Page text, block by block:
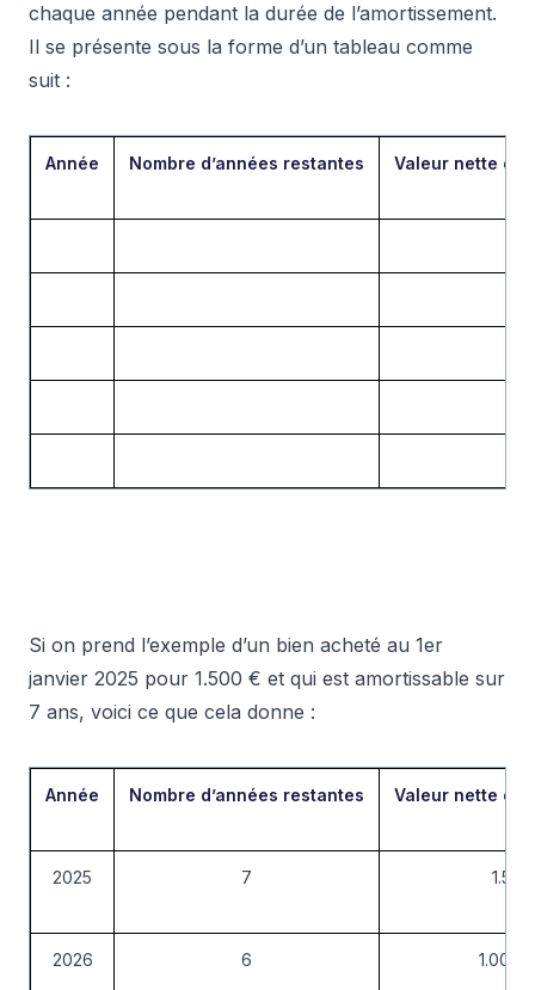
chaque année pendant la durée de l’amortissement.
Il se présente sous la forme d’un tableau comme
suit :
Année Nombre d’années restantes Valeur nette
Si on prend l’exemple d’un bien acheté au 1er
janvier 2025 pour 1.500 € et qui est amortissable sur
7 ans, voici ce que cela donne :
Année Nombre d’années restantes Valeur nette
2025 7
2026 6